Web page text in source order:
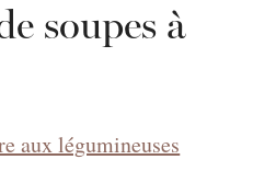
soupes à
aux légumineuses